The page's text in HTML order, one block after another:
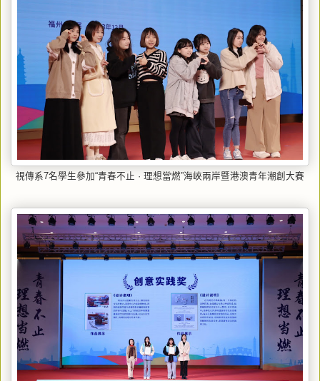
視傳系7名學生參加“青春不止 · 理想當燃”海峽兩岸暨港澳青年潮創大賽